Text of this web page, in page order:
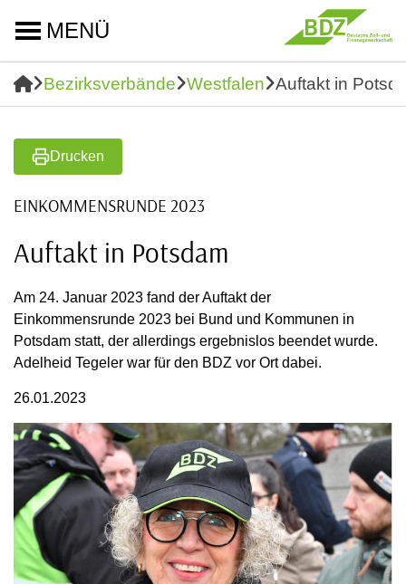
MENÜ
Bezirksverbände Westfalen Auftakt in
Drucken
EINKOMMENSRUNDE 2023
Auftakt in Potsdam
Am 24. Januar 2023 fand der Auftakt der
Einkommensrunde 2023 bei Bund und Kommunen in
Potsdam statt, der allerdings ergebnislos beendet wurde.
Adelheid Tegeler war für den BDZ vor Ort dabei.
26.01.2023